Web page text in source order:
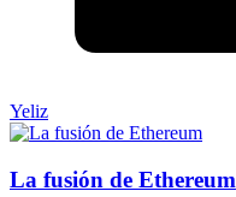
Yeliz
La fusión de Ethereum